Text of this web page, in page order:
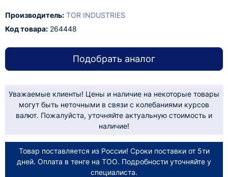
Производитель: TOR INDUSTRIES
Код товара: 264448
Подобрать аналог
Уважаемые клиенты! Цены и наличие на некоторые товары
могут быть неточными в связи с колебаниями курсов
валют. Пожалуйста, уточняйте актуальную стоимость и
наличие!
Товар поставляется из России! Сроки поставки от 5ти
дней. Оплата в тенге на ТОО. Подробности уточняйте у
специалиста.